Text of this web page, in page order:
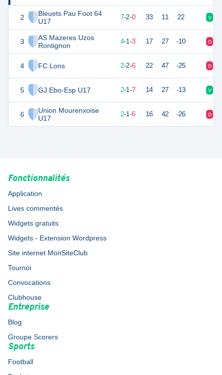
2
Bleuets Pau Foot 64
U17
3
AS Mazeres Uzos
Rontignon
4 FC Lons
5 GJ Ebo-Esp U17
6
Union Mourenxoise
U17
23 7-2-0 33 11 22 V
12 4-1-3 17 27 -10 D
2-2-6 22 47 -25 D
7 2-1-7 14 27 -13 V
6 2-1-6 16 42 -26 D
Fonctionnalités
Application
Lives commentés
Widgets gratuits
Widgets - Extension Wordpress
Site internet MonSiteClub
Tournoi
Convocations
Clubhouse
Entreprise
Blog
Groupe Scorers
Sports
Football